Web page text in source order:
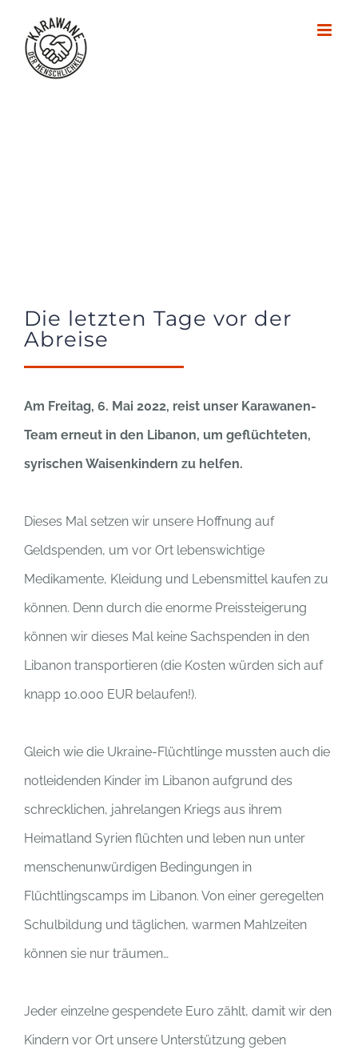
Inhalt
springen
Die letzten Tage vor der
Abreise
Am Freitag, 6. Mai 2022, reist unser Karawanen-
Team erneut in den Libanon, um geflüchteten,
syrischen Waisenkindern zu helfen.
Dieses Mal setzen wir unsere Hoffnung auf
Geldspenden, um vor Ort lebenswichtige
Medikamente, Kleidung und Lebensmittel kaufen zu
können. Denn durch die enorme Preissteigerung
können wir dieses Mal keine Sachspenden in den
Libanon transportieren (die Kosten würden sich auf
knapp 10.000 EUR belaufen!).
Gleich wie die Ukraine-Flüchtlinge mussten auch die
notleidenden Kinder im Libanon aufgrund des
schrecklichen, jahrelangen Kriegs aus ihrem
Heimatland Syrien flüchten und leben nun unter
menschenunwürdigen Bedingungen in
Flüchtlingscamps im Libanon. Von einer geregelten
Schulbildung und täglichen, warmen Mahlzeiten
können sie nur träumen…
Jeder einzelne gespendete Euro zählt, damit wir den
Kindern vor Ort unsere Unterstützung geben